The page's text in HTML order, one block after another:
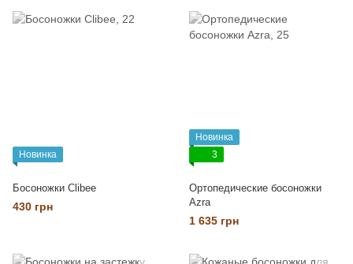
Новинка
Босоножки Clibee
430 грн
Новинка
3
Ортопедические босоножки
Azra
1 635 грн